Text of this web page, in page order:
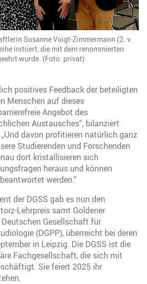
Susanne Voigt-Zimmermann (2. v.
initiiert, die mit dem renommierten
wurde. (Foto: privat)
positives Feedback der beteiligten
Menschen auf dieses
Angebot des
Austausches“, bilanziert
davon profitieren natürlich ganz
Studierenden und Forschenden
dort kristallisieren sich
heraus und können
werden.“
der DGSS gab es nun den
Lehrpreis samt Goldener
Gesellschaft für
(DGPP), überreicht bei deren
in Leipzig. Die DGSS ist die
Fachgesellschaft, die sich mit
Sie feiert 2025 ihr